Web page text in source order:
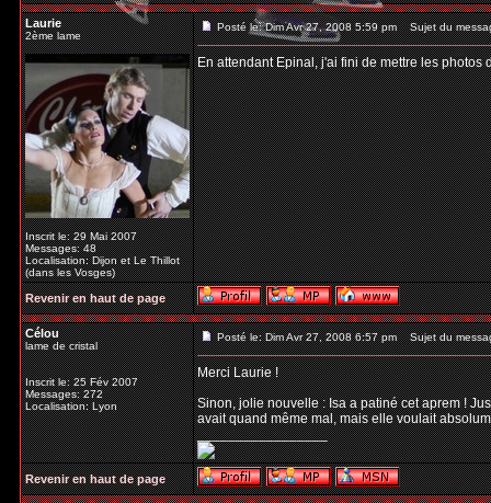
Laurie
2ème lame
Inscrit le: 29 Mai 2007
Messages: 48
Localisation: Dijon et Le Thillot
(dans les Vosges)
Posté le: Dim Avr 27, 2008 5:59 pm Sujet du
En attendant Epinal, j'ai fini de mettre les photos
Revenir en haut de page
Célou
lame de cristal
Inscrit le: 25 Fév 2007
Messages: 272
Localisation: Lyon
Posté le: Dim Avr 27, 2008 6:57 pm Sujet du
Merci Laurie !
Sinon, jolie nouvelle : Isa a patiné cet aprem !
avait quand même mal, mais elle voulait
_________________
Revenir en haut de page